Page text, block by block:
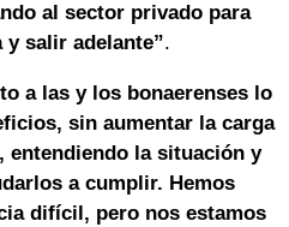
al sector privado para
y salir adelante”.
a las y los bonaerenses lo
sin aumentar la carga
la situación y
a cumplir. Hemos
difícil, pero nos estamos